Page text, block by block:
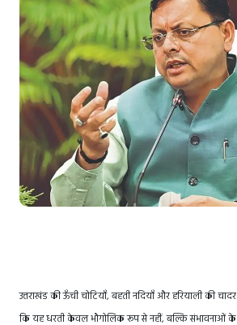
उत्तराखंड की ऊँची चोटियाँ, बहती नदियाँ और हरियाली की
कि यह धरती केवल भौगोलिक रूप से नहीं, बल्कि संभावनाओं के